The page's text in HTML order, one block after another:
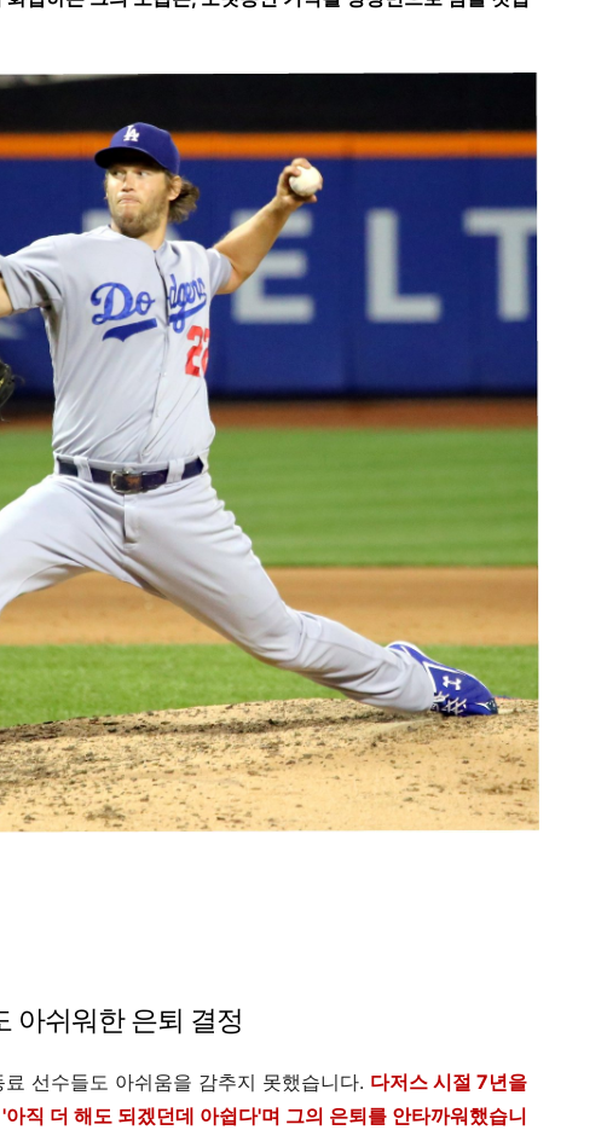
아쉬워한 은퇴 결정
선수들도 아쉬움을 감추지 못했습니다. 다저스 시절 7년을
직 더 해도 되겠던데 아쉽다'며 그의 은퇴를 안타까워했습니